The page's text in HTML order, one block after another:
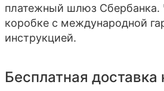
платежный шлюз
коробке с международной
инструкцией.
Бесплатная